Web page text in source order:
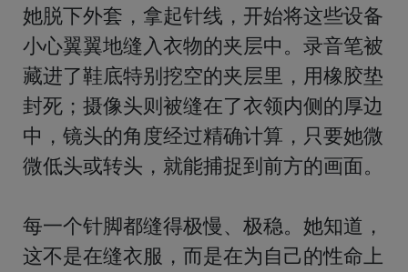
她脱下外套，拿起针线，开始将这些设备
小心翼翼地缝入衣物的夹层中。录音笔被
藏进了鞋底特别挖空的夹层里，用橡胶垫
封死；摄像头则被缝在了衣领内侧的厚边
中，镜头的角度经过精确计算，只要她微
微低头或转头，就能捕捉到前方的画面。
每一个针脚都缝得极慢、极稳。她知道，
这不是在缝衣服，而是在为自己的性命上